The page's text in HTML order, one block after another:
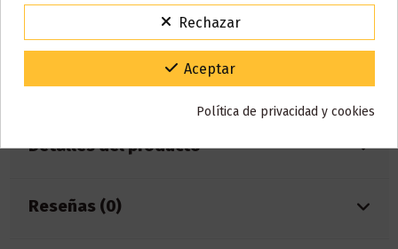
Características:
Batería 400mAh integrada
NºCaladas aproximadas: 500
Detalles del producto
Reseñas (0)
Para agradecerte la espera durante estos días.
Código:VACACIONES15
Gracias por tu paciencia y por seguir confiando en nosotros.
Rechazar
Aceptar
Política de privacidad y cookies